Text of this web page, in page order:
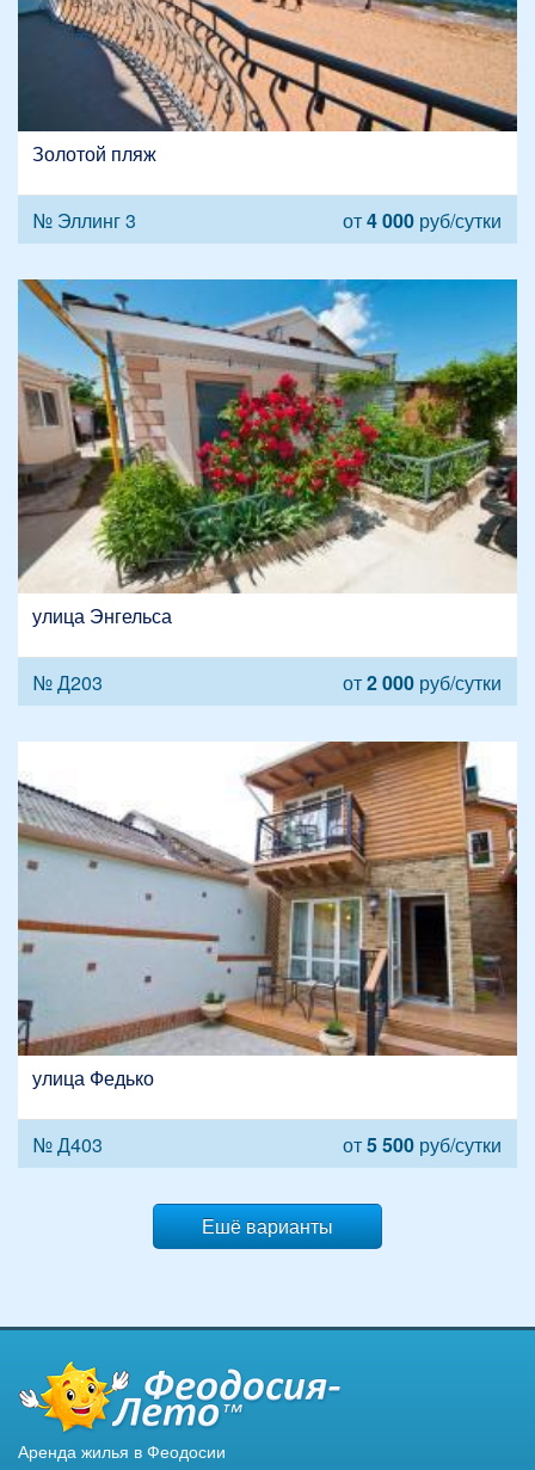
Золотой пляж
№ Эллинг 3 от4 000 руб/сутки
улица Энгельса
№ Д203 от2 000 руб/сутки
улица Федько
№ Д403 от5 500 руб/сутки
Ешё варианты
Аренда жилья в Феодосии